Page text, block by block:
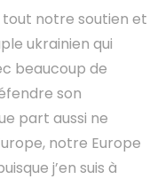
notre soutien et
ukrainien qui
beaucoup de
son
part aussi ne
notre Europe
j’en suis à